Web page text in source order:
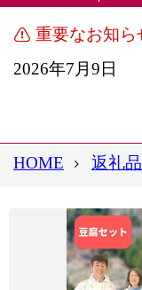
重要なお知ら
2026年7月9日
HOME 返礼